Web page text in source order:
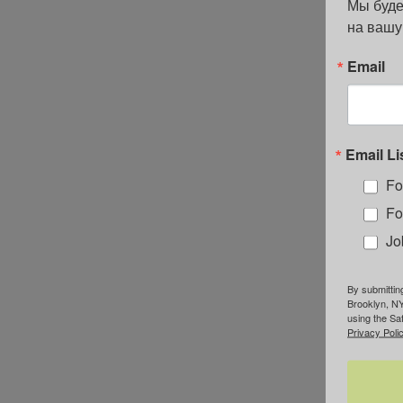
Мы
на
Email
Email
By
Brooklyn,
using the
Privacy